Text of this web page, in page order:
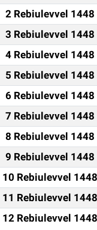
2 Rebiulevvel 1448
3 Rebiulevvel 1448
4 Rebiulevvel 1448
5 Rebiulevvel 1448
6 Rebiulevvel 1448
7 Rebiulevvel 1448
8 Rebiulevvel 1448
9 Rebiulevvel 1448
10 Rebiulevvel 1448
11 Rebiulevvel 1448
12 Rebiulevvel 1448